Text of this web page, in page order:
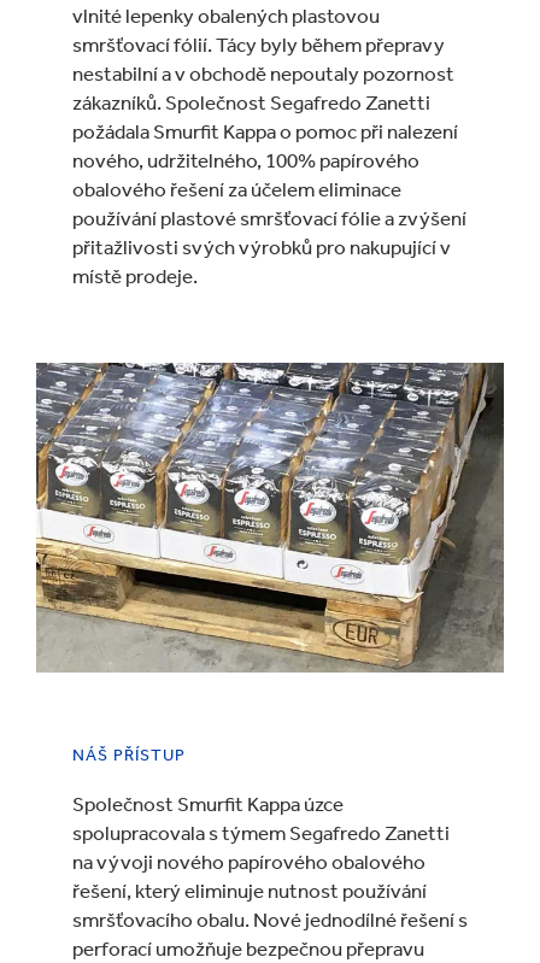
vlnité lepenky obalených plastovou
smršťovací fólií. Tácy byly během přepravy
nestabilní a v obchodě nepoutaly pozornost
zákazníků. Společnost Segafredo Zanetti
požádala Smurfit Kappa o pomoc při nalezení
nového, udržitelného, 100% papírového
obalového řešení za účelem eliminace
používání plastové smršťovací fólie a zvýšení
přitažlivosti svých výrobků pro nakupující v
místě prodeje.
NÁŠ PŘÍSTUP
Společnost Smurfit Kappa úzce
spolupracovala s týmem Segafredo Zanetti
na vývoji nového papírového obalového
řešení, který eliminuje nutnost používání
smršťovacího obalu. Nové jednodílné řešení s
perforací umožňuje bezpečnou přepravu